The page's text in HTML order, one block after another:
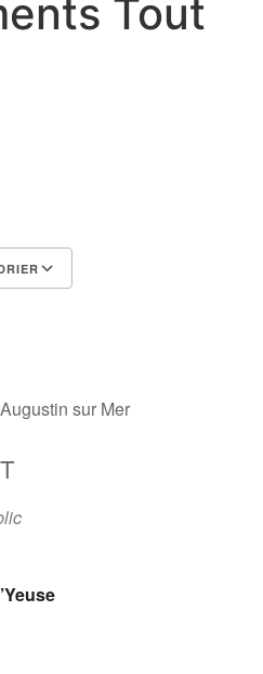
Tout
sur Mer